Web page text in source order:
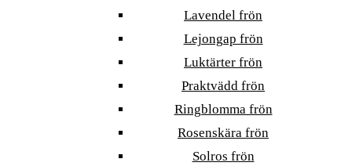
Lavendel frön
Lejongap frön
Luktärter frön
Praktvädd frön
Ringblomma frön
Rosenskära frön
Solros frön